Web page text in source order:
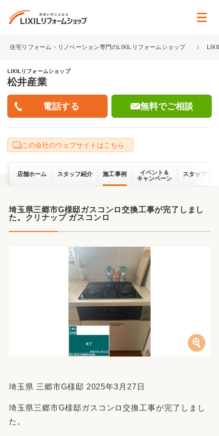
住宅リフォーム・リノベーション専門のLIXILリフォームショップ
LIXILリフォームショップ
松井産業
無料でご相談
この会社のウェブサイトはこちら
店舗ホーム スタッフ紹介 施工事例
イベント＆
キャンペーン
スタッフブ
埼玉県三郷市G様邸ガスコンロ交換工事が完了しまし
た。クリナップ ガスコンロ
埼玉県 三郷市G様邸 2025年3月27日
埼玉県三郷市G様邸ガスコンロ交換工事が完了しまし
た。